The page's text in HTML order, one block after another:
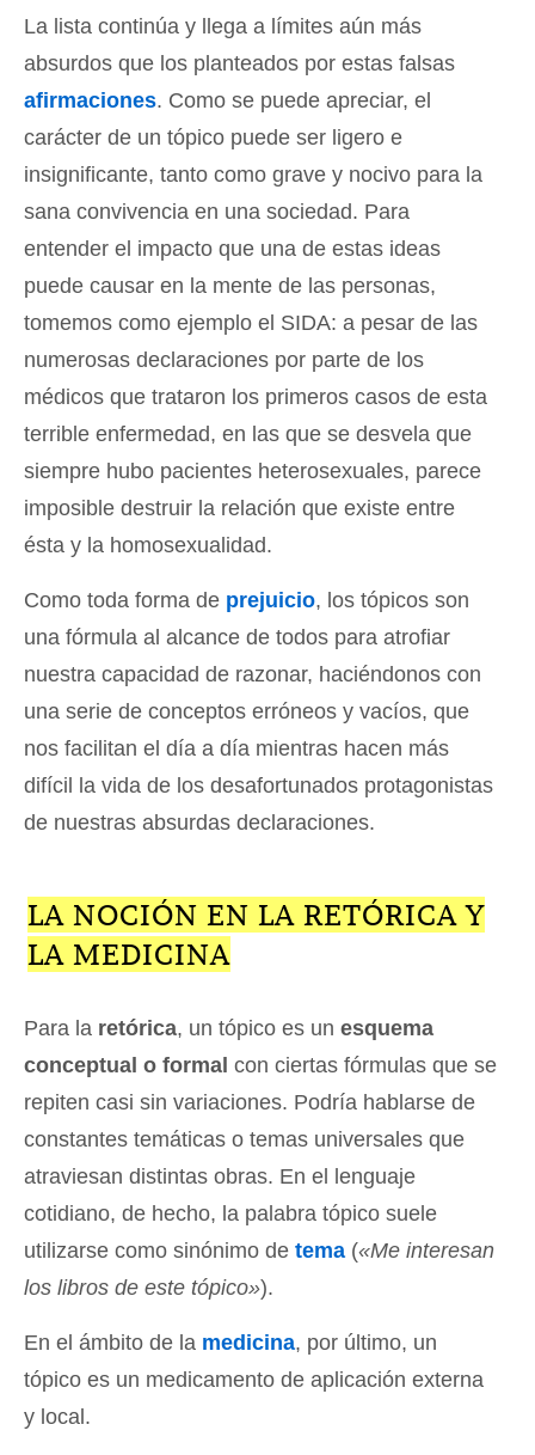
La lista continúa y llega a límites aún más
absurdos que los planteados por estas falsas
afirmaciones. Como se puede apreciar, el
carácter de un tópico puede ser ligero e
insignificante, tanto como grave y nocivo para la
sana convivencia en una sociedad. Para
entender el impacto que una de estas ideas
puede causar en la mente de las personas,
tomemos como ejemplo el SIDA: a pesar de las
numerosas declaraciones por parte de los
médicos que trataron los primeros casos de esta
terrible enfermedad, en las que se desvela que
siempre hubo pacientes heterosexuales, parece
imposible destruir la relación que existe entre
ésta y la homosexualidad.
Como toda forma de prejuicio, los tópicos son
una fórmula al alcance de todos para atrofiar
nuestra capacidad de razonar, haciéndonos con
una serie de conceptos erróneos y vacíos, que
nos facilitan el día a día mientras hacen más
difícil la vida de los desafortunados protagonistas
de nuestras absurdas declaraciones.
LA NOCIÓN EN LA RETÓRICA Y
LA MEDICINA
Para la retórica, un tópico es un esquema
conceptual o formal con ciertas fórmulas que se
repiten casi sin variaciones. Podría hablarse de
constantes temáticas o temas universales que
atraviesan distintas obras. En el lenguaje
cotidiano, de hecho, la palabra tópico suele
utilizarse como sinónimo de tema («Me interesan
los libros de este tópico»).
En el ámbito de la medicina, por último, un
tópico es un medicamento de aplicación externa
y local.